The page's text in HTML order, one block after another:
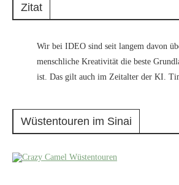
Zitat
Wir bei IDEO sind seit langem davon
menschliche Kreativität die beste
ist. Das gilt auch im Zeitalter der KI.
Wüstentouren im Sinai